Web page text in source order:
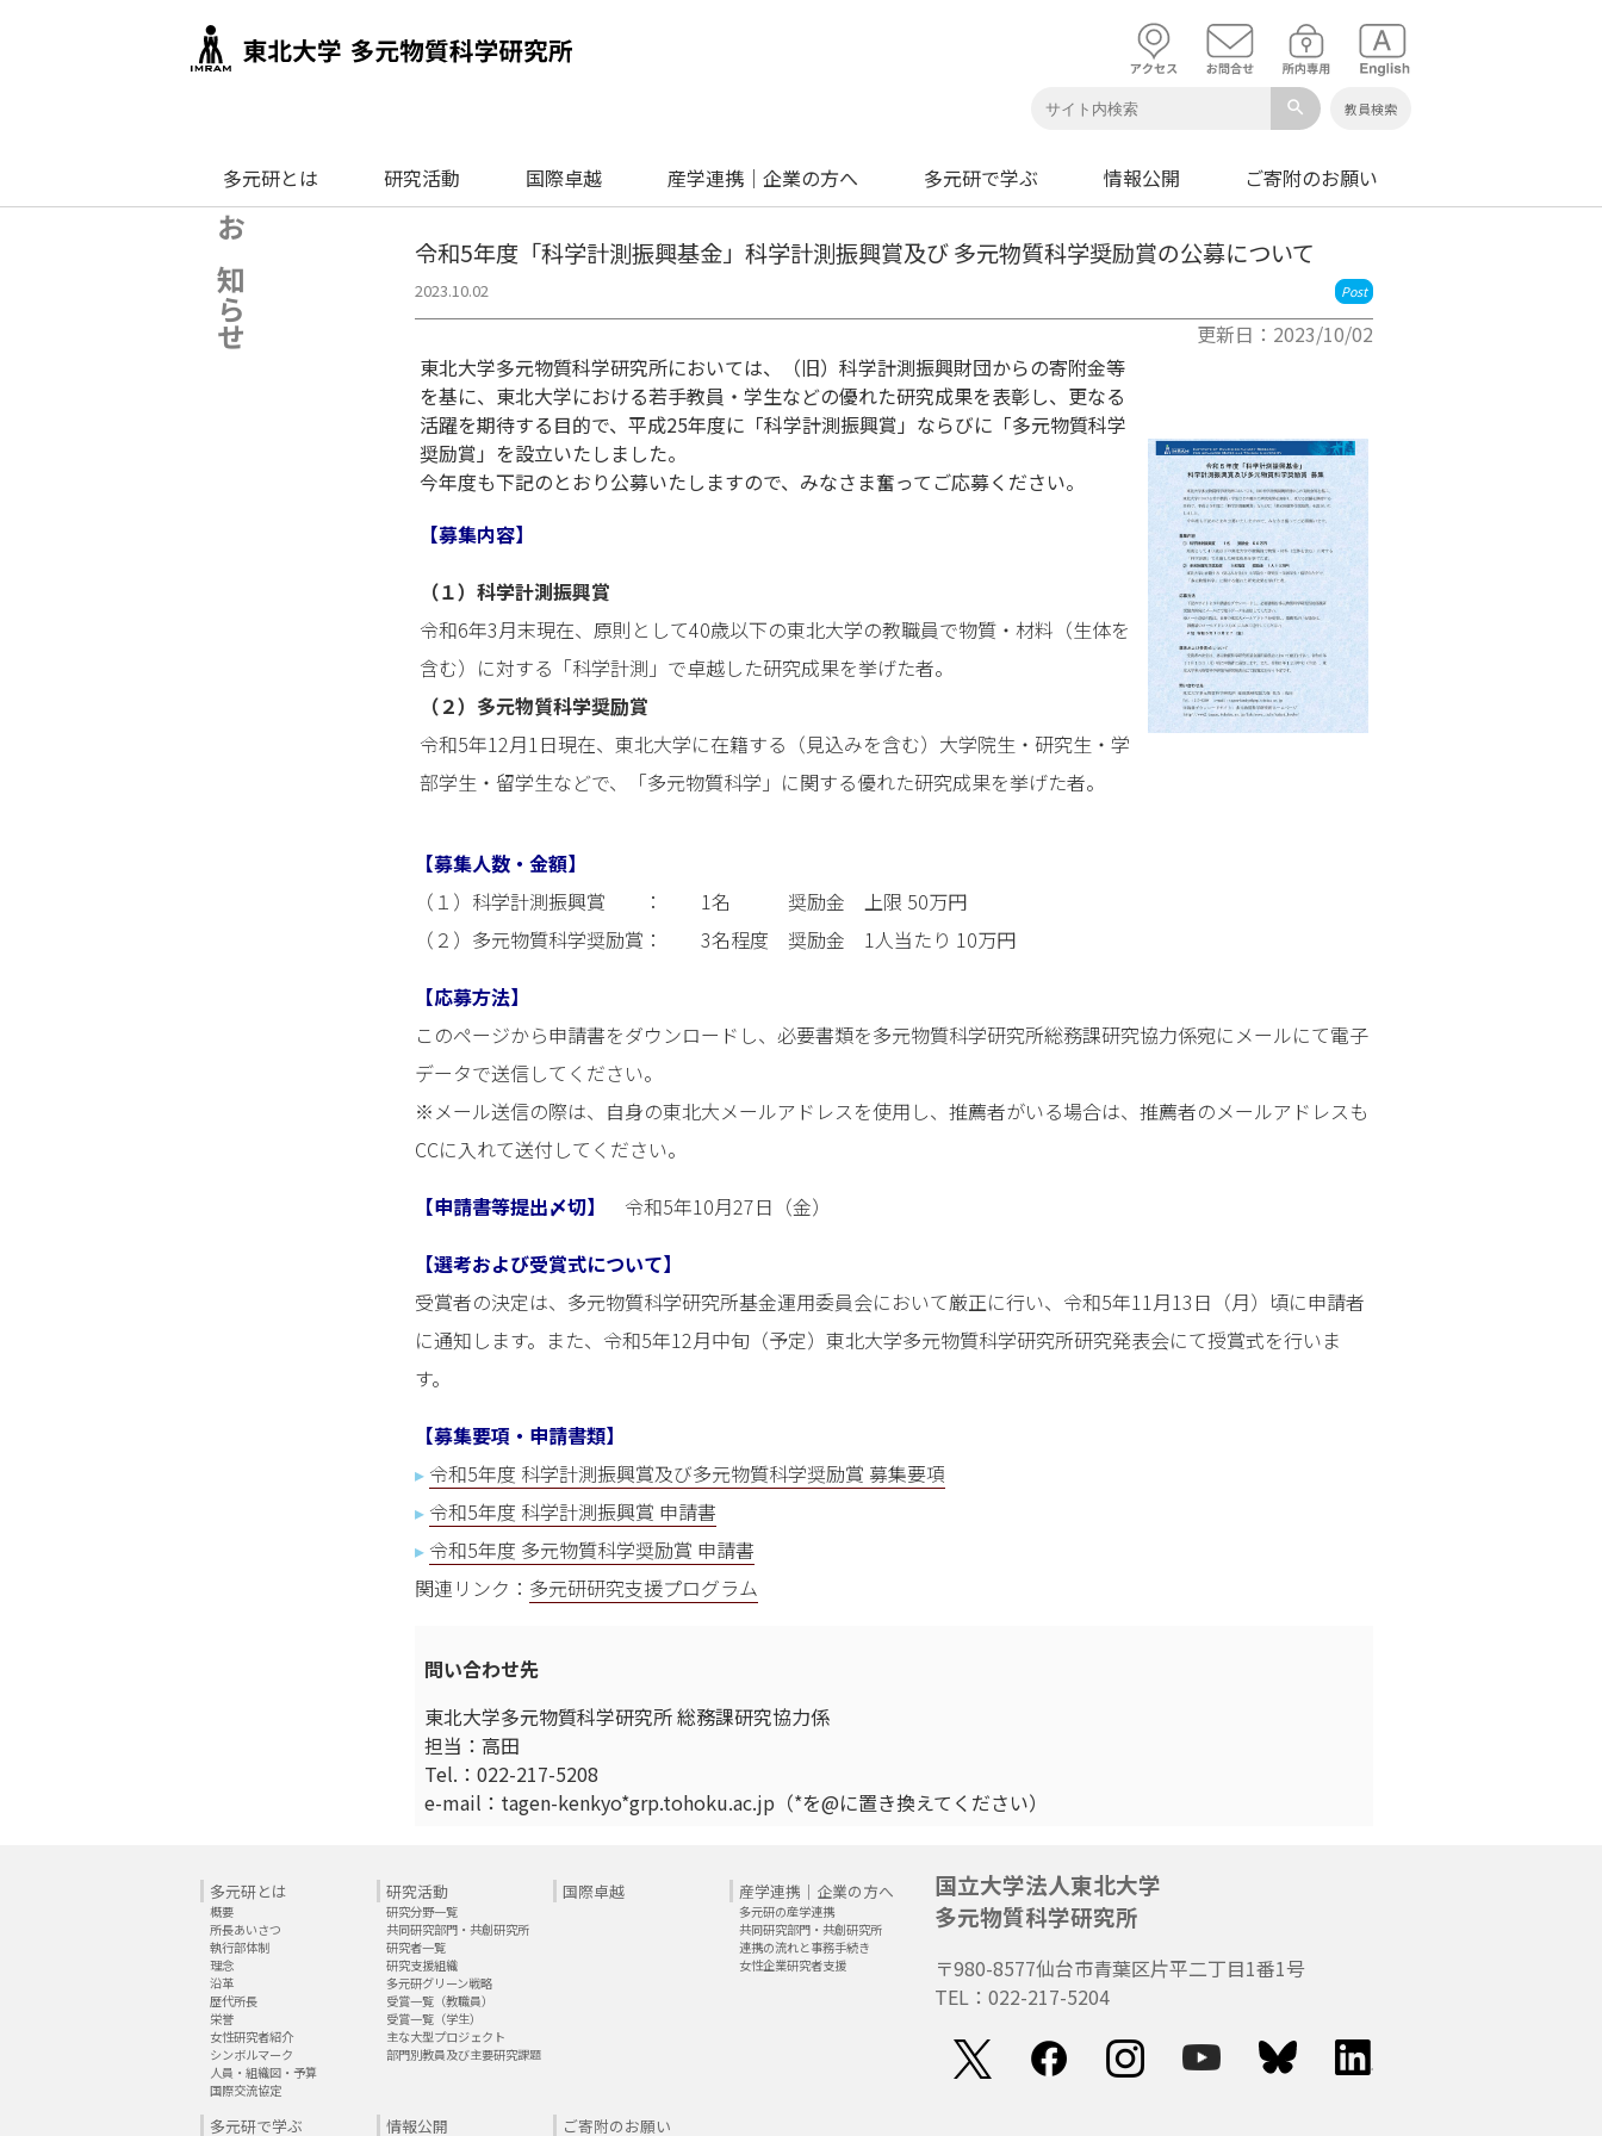
search 教員検索
多元研とは 研究活動 国際卓越 産学連携｜企業の方へ 多元研で学ぶ 情報公開 ご寄附のお願い
お知らせ 令和5年度「科学計測振興基金」科学計測振興賞及び 多元物質科学奨励賞の公募について
2023.10.02 Post
更新日：2023/10/02
東北大学多元物質科学研究所においては、（旧）科学計測振興財団からの寄附金等
を基に、東北大学における若手教員・学生などの優れた研究成果を表彰し、更なる
活躍を期待する目的で、平成25年度に「科学計測振興賞」ならびに「多元物質科学
奨励賞」を設立いたしました。
今年度も下記のとおり公募いたしますので、みなさま奮ってご応募ください。
【募集内容】
（１）科学計測振興賞
令和6年3月末現在、原則として40歳以下の東北大学の教職員で物質・材料（生体を
含む）に対する「科学計測」で卓越した研究成果を挙げた者。
（２）多元物質科学奨励賞
令和5年12月1日現在、東北大学に在籍する（見込みを含む）大学院生・研究生・学
部学生・留学生などで、「多元物質科学」に関する優れた研究成果を挙げた者。
【募集人数・金額】
（１）科学計測振興賞 ： 1名 奨励金 上限 50万円
（２）多元物質科学奨励賞： 3名程度 奨励金 1人当たり 10万円
【応募方法】
このページから申請書をダウンロードし、必要書類を多元物質科学研究所総務課研究協力係宛にメールにて電子
データで送信してください。
※メール送信の際は、自身の東北大メールアドレスを使用し、推薦者がいる場合は、推薦者のメールアドレスも
CCに入れて送付してください。
【申請書等提出〆切】
令和5年10月27日（金）
【選考および受賞式について】
受賞者の決定は、多元物質科学研究所基金運用委員会において厳正に行い、令和5年11月13日（月）頃に申請者
に通知します。また、令和5年12月中旬（予定）東北大学多元物質科学研究所研究発表会にて授賞式を行いま
す。
【募集要項・申請書類】
▸ 令和5年度 科学計測振興賞及び多元物質科学奨励賞 募集要項
▸ 令和5年度 科学計測振興賞 申請書
▸ 令和5年度 多元物質科学奨励賞 申請書
関連リンク： 多元研研究支援プログラム
問い合わせ先
東北大学多元物質科学研究所 総務課研究協力係
担当：高田
Tel.：022-217-5208
e-mail：tagen-kenkyo*grp.tohoku.ac.jp（*を@に置き換えてください）
多元研とは
概要
所長あいさつ
執行部体制
理念
沿革
歴代所長
栄誉
女性研究者紹介
シンボルマーク
人員・組織図・予算
国際交流協定
研究活動
研究分野一覧
共同研究部門・共創研究所
研究者一覧
研究支援組織
多元研グリーン戦略
受賞一覧（教職員）
受賞一覧（学生）
主な大型プロジェクト
部門別教員及び主要研究課題
国際卓越 産学連携｜企業の方へ
多元研の産学連携
共同研究部門・共創研究所
連携の流れと事務手続き
女性企業研究者支援
多元研で学ぶ 情報公開 ご寄附のお願い
国立大学法人東北大学
多元物質科学研究所
〒980-8577仙台市青葉区片平二丁目1番1号
TEL：022-217-5204